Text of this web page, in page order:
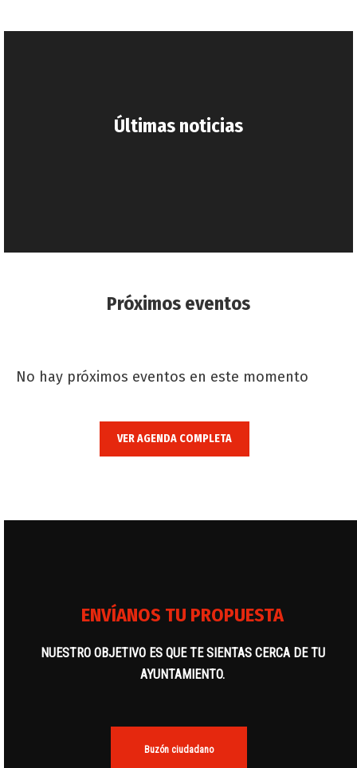
Últimas noticias
Próximos eventos
No hay próximos eventos en este momento
VER AGENDA COMPLETA
ENVÍANOS TU PROPUESTA
NUESTRO OBJETIVO ES QUE TE SIENTAS CERCA DE TU
AYUNTAMIENTO.
Buzón ciudadano